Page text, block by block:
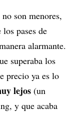
son menores,
pases de
alarmante.
superaba los
precio ya es lo
lejos (un
y que acaba